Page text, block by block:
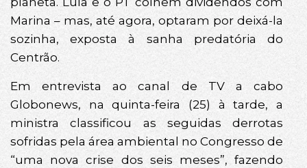
Marina – mas, até agora, optaram por deixá-la
sozinha, exposta à sanha predatória do
Centrão.
Em entrevista ao canal de TV a cabo
Globonews, na quinta-feira (25) à tarde, a
ministra classificou as seguidas derrotas
sofridas pela área ambiental no Congresso de
“uma nova crise dos seis meses”, fazendo